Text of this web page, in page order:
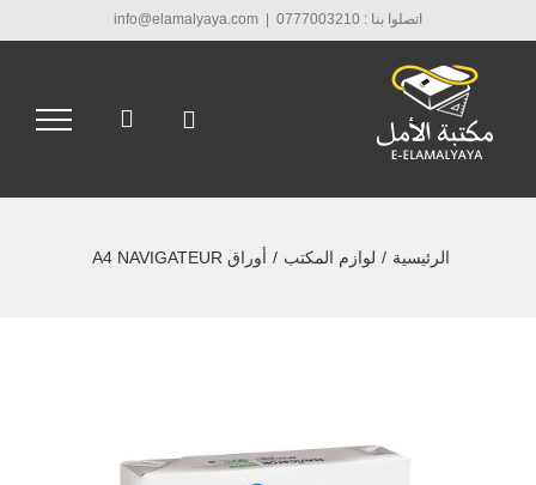
اتصلوا بنا : 0777003210 info@elamalyaya.com
الرئيسية / لوازم المكتب / أوراق A4 NAVIGATEUR